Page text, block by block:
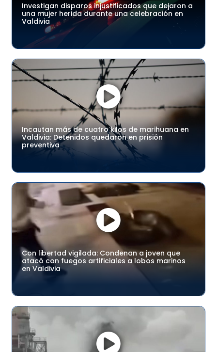
Investigan disparos injustificados que dejaron a
una mujer herida durante una celebración en
Valdivia
Incautan más de cuatro kilos de marihuana en
Valdivia: Detenidos quedaron en prisión
preventiva
Con libertad vigilada: Condenan a joven que
atacó con fuegos artificiales a lobos marinos
en Valdivia